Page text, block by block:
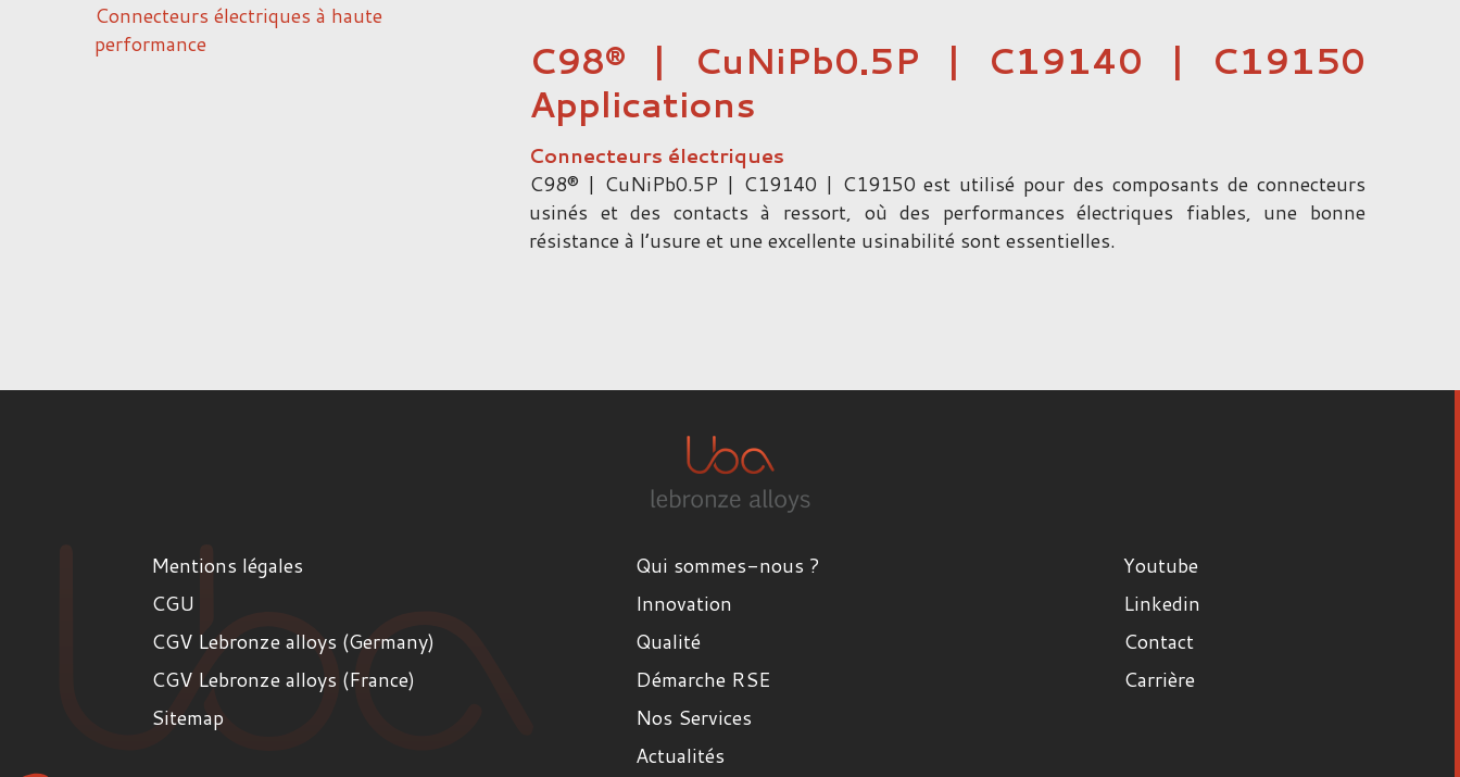
Connecteurs électriques à haute
performance
C98® | CuNiPb0.5P | C19140 | C19150
Applications
Connecteurs électriques
C98® | CuNiPb0.5P | C19140 | C19150 est utilisé pour des composants de connecteurs
usinés et des contacts à ressort, où des performances électriques fiables, une bonne
résistance à l’usure et une excellente usinabilité sont essentielles.
Mentions légales
CGU
CGV Lebronze alloys (Germany)
CGV Lebronze alloys (France)
Sitemap
Qui sommes-nous ?
Innovation
Qualité
Démarche RSE
Nos Services
Actualités
Youtube
Linkedin
Contact
Carrière